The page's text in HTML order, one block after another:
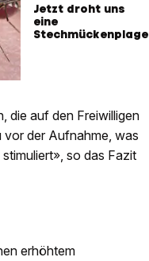
Jetzt droht uns
eine
Stechmückenplage
die auf den Freiwilligen
vor der Aufnahme, was
so das Fazit
erhöhtem